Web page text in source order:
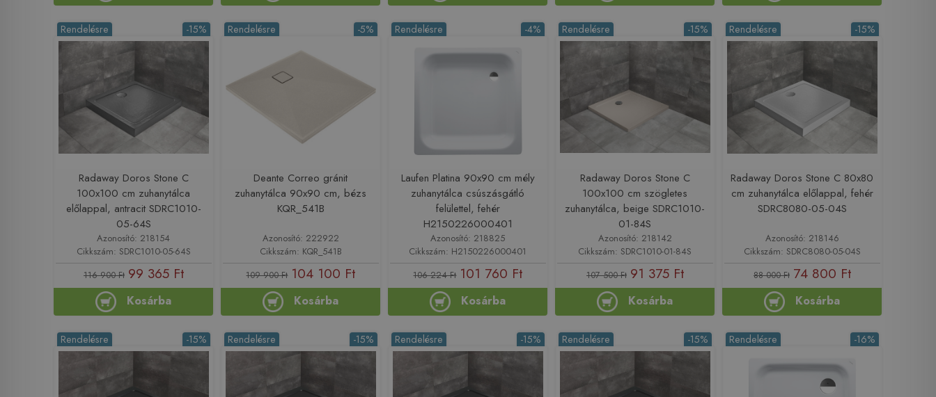
-15%
Rendelésre
Radaway Doros Stone C
100x100 cm zuhanytálca
előlappal, antracit SDRC1010-
05-64S
Azonosító: 218154
Cikkszám: SDRC1010-05-64S
116 900 Ft 99 365 Ft
Kosárba
-5%
Rendelésre
Deante Correo gránit
zuhanytálca 90x90 cm, bézs
KQR_541B
Azonosító: 222922
Cikkszám: KQR_541B
109 900 Ft 104 100 Ft
Kosárba
-4%
Rendelésre
Laufen Platina 90x90 cm mély
zuhanytálca csúszásgátló
felülettel, fehér
H2150226000401
Azonosító: 218825
Cikkszám: H2150226000401
106 224 Ft 101 760 Ft
Kosárba
-15%
Rendelésre
Radaway Doros Stone C
100x100 cm szögletes
zuhanytálca, beige SDRC1010-
01-84S
Azonosító: 218142
Cikkszám: SDRC1010-01-84S
107 500 Ft 91 375 Ft
Kosárba
-15%
Rendelésre
Radaway Doros Stone C 80x80
cm zuhanytálca előlappal, fehér
SDRC8080-05-04S
Azonosító: 218146
Cikkszám: SDRC8080-05-04S
88 000 Ft 74 800 Ft
Kosárba
-15%
Rendelésre -15%
Rendelésre -15%
Rendelésre -15%
Rendelésre -16%
Rendelésre